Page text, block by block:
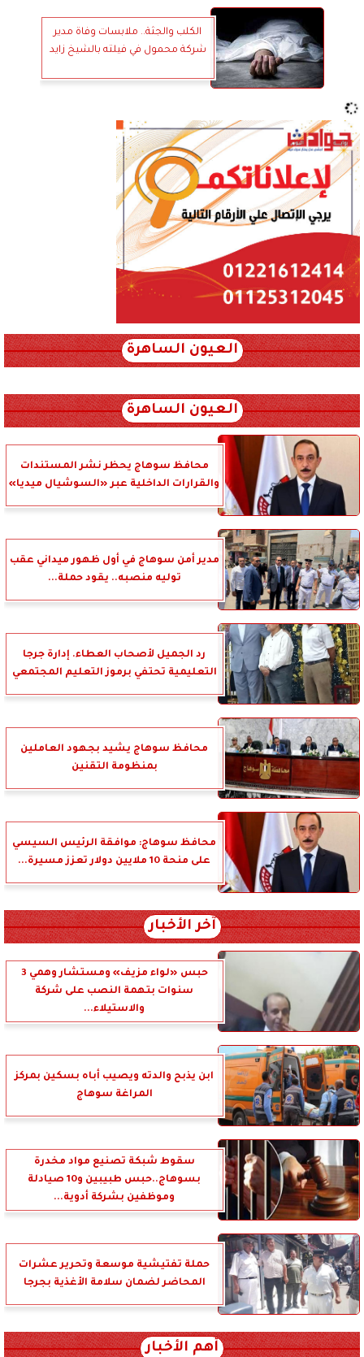
الكلب والجثة.. ملابسات وفاة مدير
شركة محمول في فيلته بالشيخ زايد
العيون الساهرة
العيون الساهرة
محافظ سوهاج يحظر نشر المستندات
والقرارات الداخلية عبر «السوشيال ميديا»
مدير أمن سوهاج في أول ظهور ميداني عقب
توليه منصبه.. يقود حملة...
رد الجميل لأصحاب العطاء. إدارة جرجا
التعليمية تحتفي برموز التعليم المجتمعي
محافظ سوهاج يشيد بجهود العاملين
بمنظومة التقنين
محافظ سوهاج: موافقة الرئيس السيسي
على منحة 10 ملايين دولار تعزز مسيرة...
آخر الأخبار
حبس «لواء مزيف» ومستشار وهمي 3
سنوات بتهمة النصب على شركة
والاستيلاء...
ابن يذبح والدته ويصيب أباه بسكين بمركز
المراغة سوهاج
سقوط شبكة تصنيع مواد مخدرة
بسوهاج..حبس طبيبين و10 صيادلة
وموظفين بشركة أدوية...
حملة تفتيشية موسعة وتحرير عشرات
المحاضر لضمان سلامة الأغذية بجرجا
أهم الأخبار